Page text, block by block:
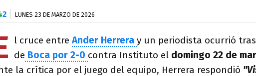
2 LUNES 23 DE MARZO DE 2026
l cruce entreAnder Herrera y un periodista ocurrió
de Boca por 2-0 contra Instituto el domingo 22 de
la crítica por el juego del equipo, Herrera respondió